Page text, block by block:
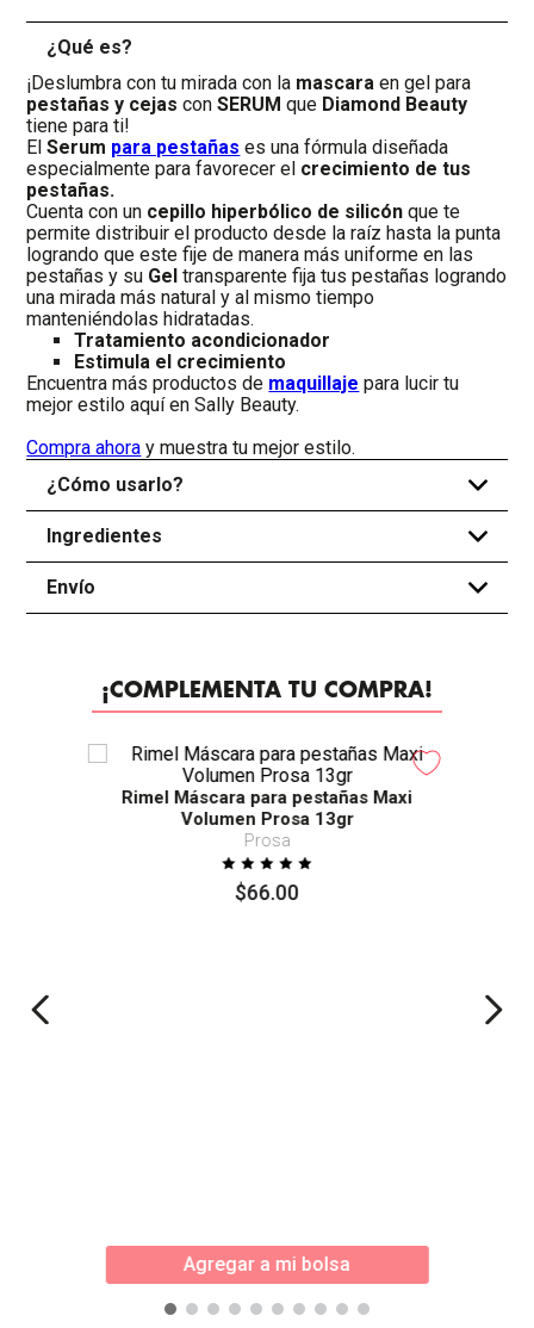
¿Qué es?
¡Deslumbra con tu mirada con la mascara en gel para
pestañas y cejas conSERUM que Diamond Beauty
tiene para ti!
ElSerum para pestañas es una fórmula diseñada
especialmente para favorecer el crecimiento de tus
pestañas.
Cuenta con un cepillo hiperbólico de silicón que te
permite distribuir el producto desde la raíz hasta la punta
logrando que este fije de manera más uniforme en las
pestañas y su Gel transparente fija tus pestañas logrando
una mirada más natural y al mismo tiempo
manteniéndolas hidratadas.
Tratamiento acondicionador
Estimula el crecimiento
Encuentra más productos de maquillaje para lucir tu
mejor estilo aquí en Sally Beauty.
Compra ahora y muestra tu mejor estilo.
¿Cómo usarlo?
+
Ingredientes +
Envío +
¡COMPLEMENTA TU COMPRA!
Rimel Máscara para pestañas Maxi
Volumen Prosa 13gr
Prosa
$66.00
Agregar a mi bolsa